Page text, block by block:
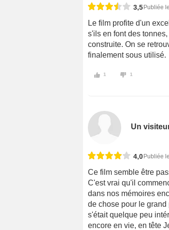
3,5 Publiée
Le film profite d'un
s'ils en font des
construite. On se
finalement sous utilisé.
1 1
Un
4,0Publiée
Ce film semble être
C'est vrai qu'il
dans nos mémoires
de chose pour le
s'était quelque peu
encore en vie, en tête